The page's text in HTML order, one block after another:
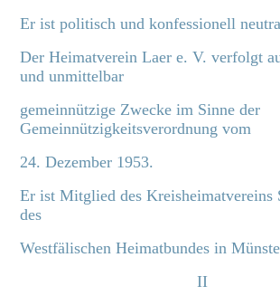
Er ist politisch und konfessionell
Der Heimatverein Laer e. V. verfolgt
und unmittelbar
gemeinnützige Zwecke im Sinne der
Gemeinnützigkeitsverordnung vom
24. Dezember 1953.
Er ist Mitglied des Kreisheimatvereins
des
Westfälischen Heimatbundes in
II